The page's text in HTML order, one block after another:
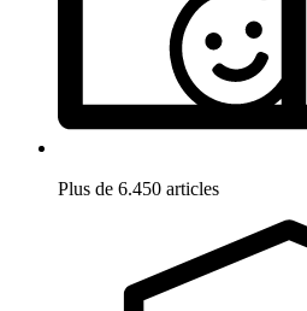
Plus de 6.450 articles